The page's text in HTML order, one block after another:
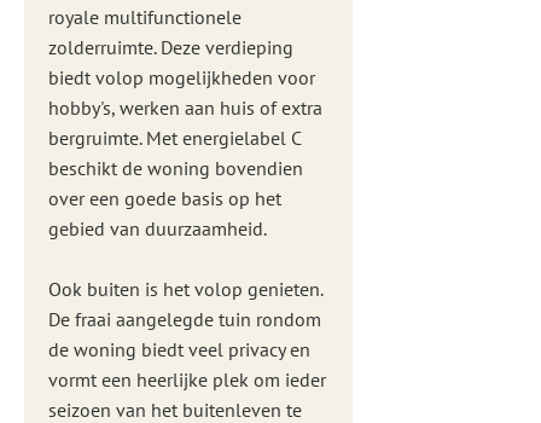
royale multifunctionele
zolderruimte. Deze verdieping
biedt volop mogelijkheden voor
hobby's, werken aan huis of extra
bergruimte. Met energielabel C
beschikt de woning bovendien
over een goede basis op het
gebied van duurzaamheid.
Ook buiten is het volop genieten.
De fraai aangelegde tuin rondom
de woning biedt veel privacy en
vormt een heerlijke plek om ieder
seizoen van het buitenleven te